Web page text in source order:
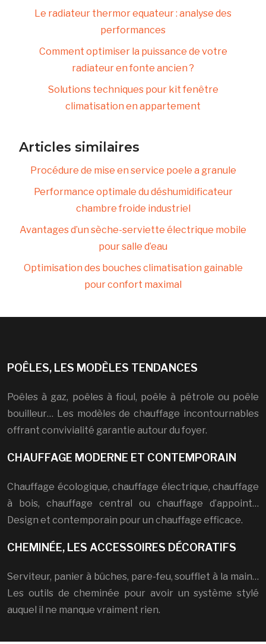
Le radiateur thermor equateur : analyse des
performances
Comment optimiser la puissance de votre
radiateur en fonte ancien ?
Solutions techniques pour kit fenêtre
climatisation en appartement
Articles similaires
Procédure de mise en service poele a granule
Performance optimale du déshumidificateur
chambre froide industriel
Avantages d’un sèche-serviette électrique mobile
pour salle d’eau
Optimisation des bouches climatisation gainable
pour confort maximal
POÊLES, LES MODÈLES TENDANCES
Poêles à gaz, poêles à fioul, poêle à pétrole ou poêle
bouilleur… Les modèles de chauffage incontournables
offrant convivialité garantie autour du foyer.
CHAUFFAGE MODERNE ET CONTEMPORAIN
Chauffage écologique, chauffage électrique, chauffage
à bois, chauffage central ou chauffage d’appoint…
Design et contemporain pour un chauffage efficace.
CHEMINÉE, LES ACCESSOIRES DÉCORATIFS
Serviteur, panier à bûches, pare-feu, soufflet à la main…
Les outils de cheminée pour avoir un système stylé
auquel il ne manque vraiment rien.